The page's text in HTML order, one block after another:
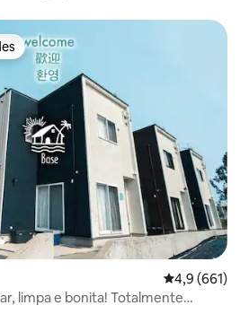
4,9 de uma
4,9 (661)
limpa e bonita! Totalmente